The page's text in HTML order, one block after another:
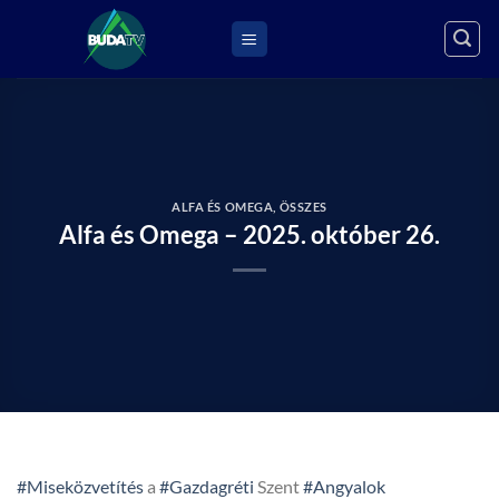
ALFA ÉS OMEGA ÖSSZES
Alfa és Omega – 2025. október 26.
#Miseközvetítésa #Gazdagréti Szent#Angyalok